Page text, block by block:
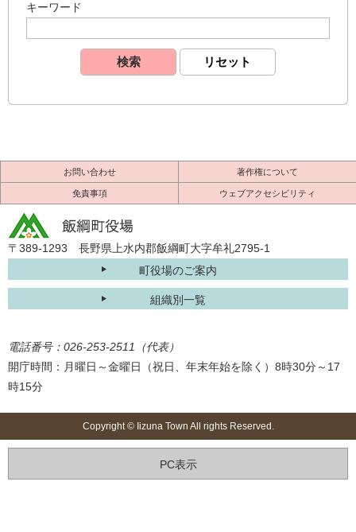
キーワード
お問い合わせ 著作権について
免責事項 ウェブアクセシビリティ
〒389-1293 長野県上水内郡飯綱町大字牟礼2795-1
町役場のご案内
組織別一覧
電話番号：026-253-2511（代表）
開庁時間：月曜日～金曜日（祝日、年末年始を除く）8時30分～17
時15分
Copyright © Iizuna Town All rights Reserved.
PC表示